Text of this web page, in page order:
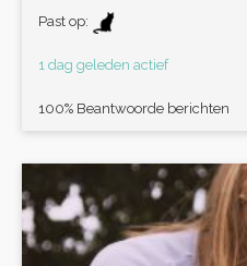
Past op:
1 dag geleden actief
100% Beantwoorde berichten